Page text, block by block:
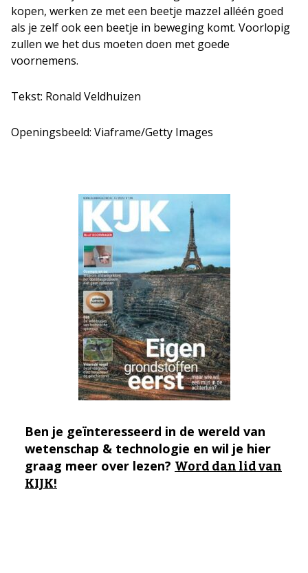
kopen, werken ze met een beetje mazzel alléén goed
als je zelf ook een beetje in beweging komt. Voorlopig
zullen we het dus moeten doen met goede
voornemens.
Tekst: Ronald Veldhuizen
Openingsbeeld: Viaframe/Getty Images
Ben je geïnteresseerd in de wereld van
wetenschap & technologie en wil je hier
graag meer over lezen? Word dan lid van
KIJK!